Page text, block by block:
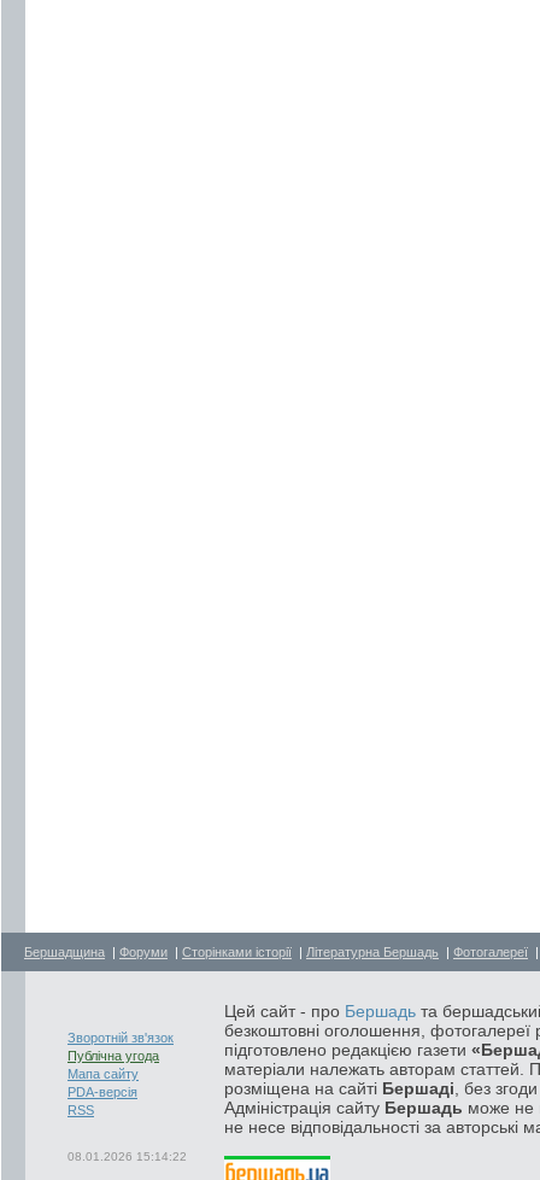
Бершадщина | Форуми | Сторінками історії | Літературна Бершадь | Фотогалереї
Зворотній зв'язок
Публічна угода
Мапа сайту
PDA-версія
RSS
08.01.2026 15:14:22
Цей сайт - про Бершадь та
безкоштовні оголошення, фотогалереї
підготовлено редакцією газети
матеріали належать авторам статтей.
розміщена на сайті Бершаді , без
Адміністрація сайту Бершадь може не
не несе відповідальності за авторські